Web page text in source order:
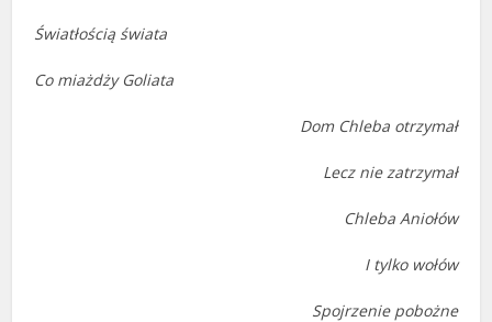
Światłością świata
Co miażdży Goliata
Dom Chleba otrzymał
Lecz nie zatrzymał
Chleba Aniołów
I tylko wołów
Spojrzenie pobożne